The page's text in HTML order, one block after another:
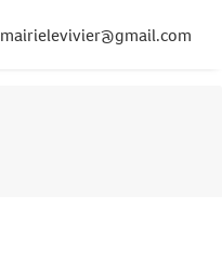
mairielevivier@gmail.com